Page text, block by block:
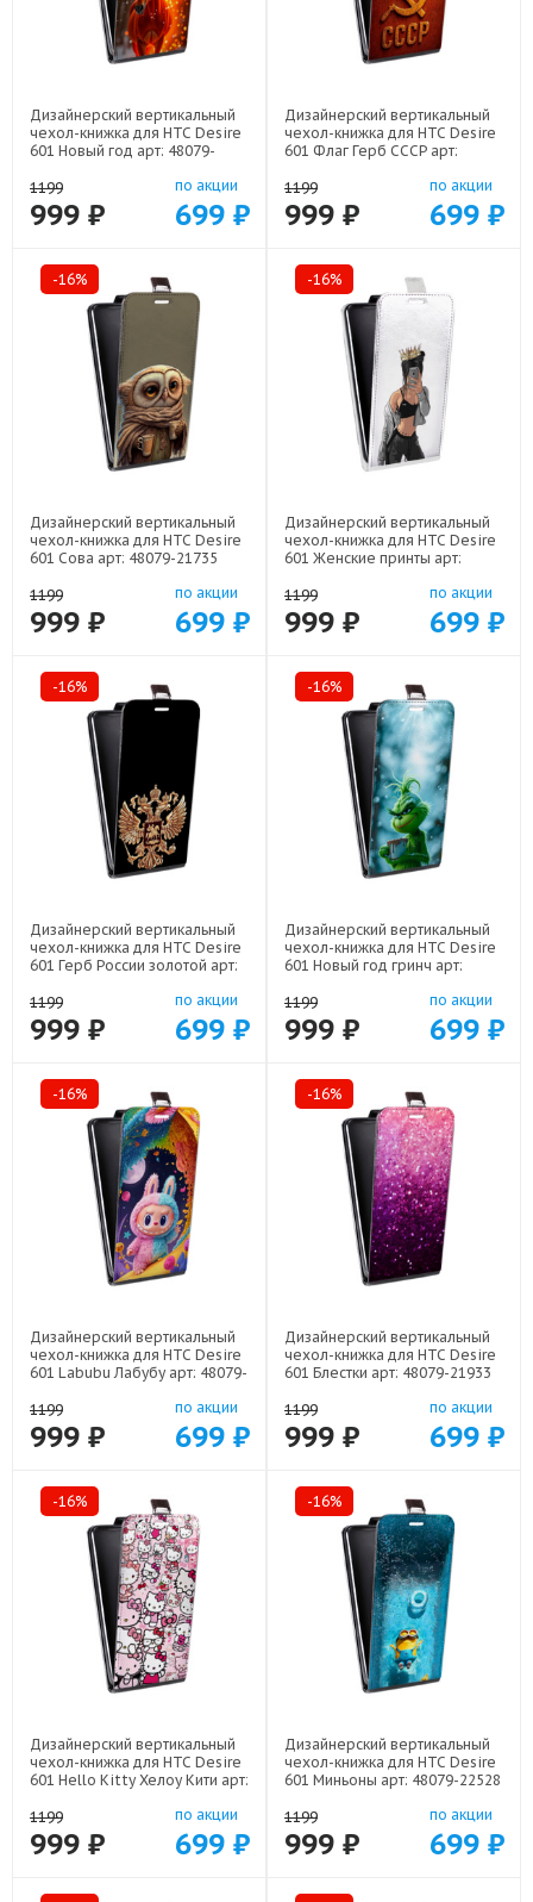
Дизайнерский вертикальный
чехол-книжка для HTC Desire
601 Новый год арт: 48079-
1199
999 ₽
по акции
699 ₽
Дизайнерский вертикальный
чехол-книжка для HTC Desire
601 Флаг Герб СССР арт:
1199
999 ₽
по акции
699 ₽
-16%
Дизайнерский вертикальный
чехол-книжка для HTC Desire
601 Сова арт: 48079-21735
1199
999 ₽
по акции
699 ₽
-16%
Дизайнерский вертикальный
чехол-книжка для HTC Desire
601 Женские принты арт:
1199
999 ₽
по акции
699 ₽
-16%
Дизайнерский вертикальный
чехол-книжка для HTC Desire
601 Герб России золотой арт:
1199
999 ₽
по акции
699 ₽
-16%
Дизайнерский вертикальный
чехол-книжка для HTC Desire
601 Новый год гринч арт:
1199
999 ₽
по акции
699 ₽
-16%
Дизайнерский вертикальный
чехол-книжка для HTC Desire
601 Labubu Лабубу арт: 48079-
1199
999 ₽
по акции
699 ₽
-16%
Дизайнерский вертикальный
чехол-книжка для HTC Desire
601 Блестки арт: 48079-21933
1199
999 ₽
по акции
699 ₽
-16%
Дизайнерский вертикальный
чехол-книжка для HTC Desire
601 Hello Kitty Хелоу Кити арт:
1199
999 ₽
по акции
699 ₽
-16%
Дизайнерский вертикальный
чехол-книжка для HTC Desire
601 Миньоны арт: 48079-22528
1199
999 ₽
по акции
699 ₽